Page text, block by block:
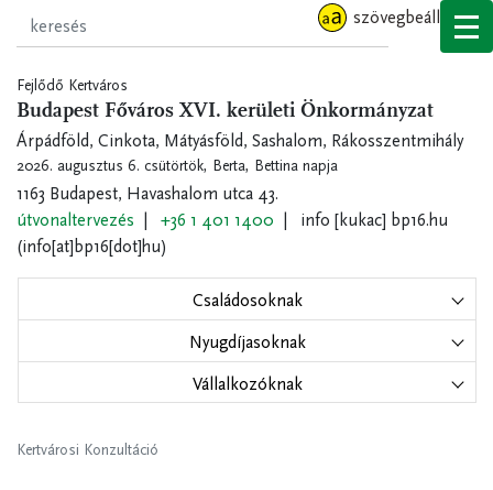
szövegbeállítások
Fejlődő Kertváros
Budapest Főváros XVI. kerületi Önkormányzat
Árpádföld, Cinkota, Mátyásföld, Sashalom, Rákosszentmihály
2026. augusztus 6. csütörtök, Berta, Bettina napja
1163 Budapest, Havashalom utca 43.
útvonaltervezés
+36 1 401 1400 info [kukac] bp16.hu
(info[at]bp16[dot]hu)
Családosoknak
Nyugdíjasoknak
Vállalkozóknak
Kertvárosi Konzultáció